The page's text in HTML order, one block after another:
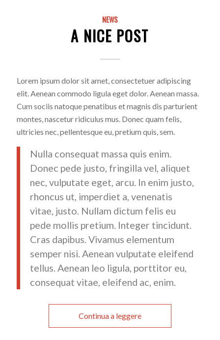
NEWS
A NICE POST
Lorem ipsum dolor sit amet, consectetuer adipiscing
elit. Aenean commodo ligula eget dolor. Aenean massa.
Cum sociis natoque penatibus et magnis dis parturient
montes, nascetur ridiculus mus. Donec quam felis,
ultricies nec, pellentesque eu, pretium quis, sem.
Nulla consequat massa quis enim.
Donec pede justo, fringilla vel, aliquet
nec, vulputate eget, arcu. In enim justo,
rhoncus ut, imperdiet a, venenatis
vitae, justo. Nullam dictum felis eu
pede mollis pretium. Integer tincidunt.
Cras dapibus. Vivamus elementum
semper nisi. Aenean vulputate eleifend
tellus. Aenean leo ligula, porttitor eu,
consequat vitae, eleifend ac, enim.
Continua a leggere